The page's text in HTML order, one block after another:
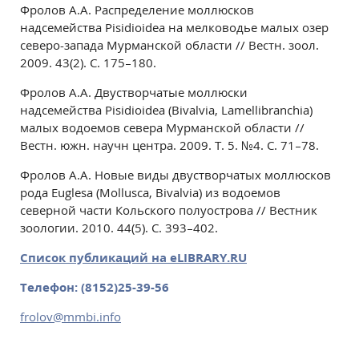
Фролов А.А. Распределение моллюсков
надсемейства Pisidioidea на мелководье малых озер
северо-запада Мурманской области // Вестн. зоол.
2009. 43(2). С. 175–180.
Фролов А.А. Двустворчатые моллюски
надсемейства Pisidioidea (Bivalvia, Lamellibranchia)
малых водоемов севера Мурманской области //
Вестн. южн. научн центра. 2009. Т. 5. №4. С. 71–78.
Фролов А.А. Новые виды двустворчатых моллюсков
рода Euglesa (Mollusca, Bivalvia) из водоемов
северной части Кольского полуострова // Вестник
зоологии. 2010. 44(5). С. 393–402.
Список публикаций на еLIBRARY.RU
Телефон: (8152)25-39-56
frolov@mmbi.info